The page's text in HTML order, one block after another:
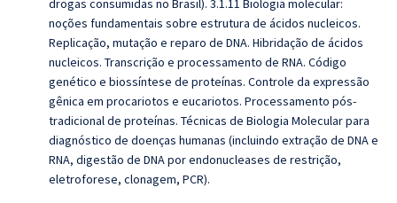
noções fundamentais sobre estrutura de ácidos nucleicos.
Replicação, mutação e reparo de DNA. Hibridação de ácidos
nucleicos. Transcrição e processamento de RNA. Código
genético e biossíntese de proteínas. Controle da expressão
gênica em procariotos e eucariotos. Processamento pós-
tradicional de proteínas. Técnicas de Biologia Molecular para
diagnóstico de doenças humanas (incluindo extração de DNA e
RNA, digestão de DNA por endonucleases de restrição,
eletroforese, clonagem, PCR).